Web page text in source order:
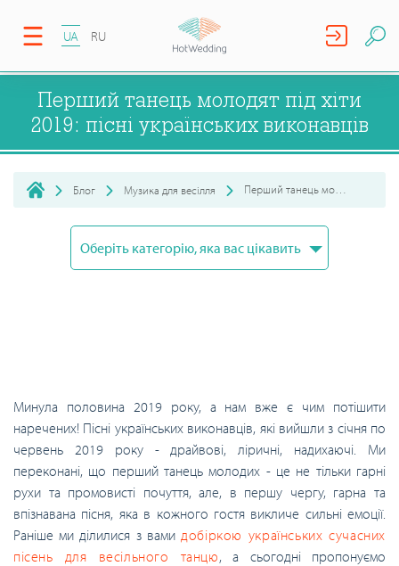
UA RU
Перший танець молодят під хіти
2019: пісні українських виконавців
Блог Музика для весілля
Минула половина 2019 року, а нам вже є чим потішити
наречених! Пісні українських виконавців, які вийшли з січня по
червень 2019 року - драйвові, ліричні, надихаючі. Ми
переконані, що перший танець молодих - це не тільки гарні
рухи та промовисті почуття, але, в першу чергу, гарна та
впізнавана пісня, яка в кожного гостя викличе сильні емоції.
Раніше ми ділилися з вамидобіркою українських сучасних
пісень для весільного танцю, а сьогодні пропонуємо
Оберіть категорію, яка вас цікавить